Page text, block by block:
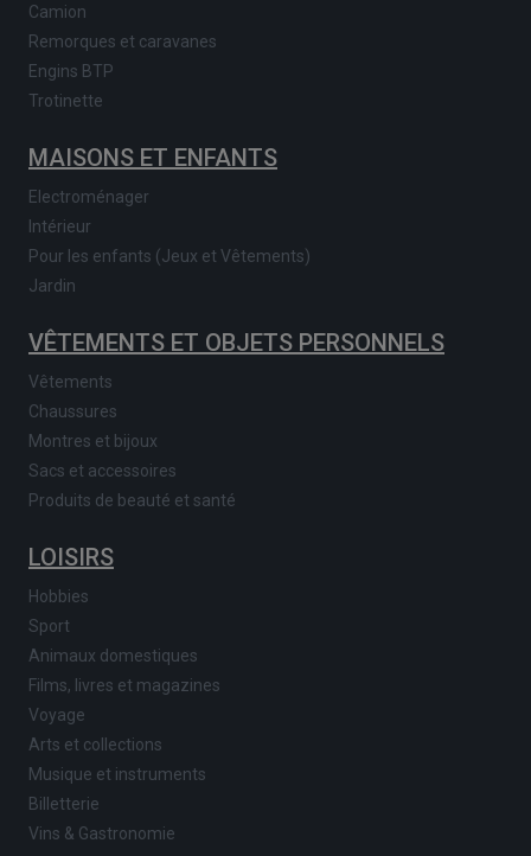
Camion
Remorques et caravanes
Engins BTP
Trotinette
MAISONS ET ENFANTS
Electroménager
Intérieur
Pour les enfants (Jeux et Vêtements)
Jardin
VÊTEMENTS ET OBJETS PERSONNELS
Vêtements
Chaussures
Montres et bijoux
Sacs et accessoires
Produits de beauté et santé
LOISIRS
Hobbies
Sport
Animaux domestiques
Films, livres et magazines
Voyage
Arts et collections
Musique et instruments
Billetterie
Vins & Gastronomie